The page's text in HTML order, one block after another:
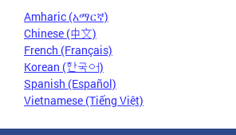
Amharic (አማርኛ)
Chinese (中文)
French (Français)
Korean (한국어)
Spanish (Español)
Vietnamese (Tiếng Việt)